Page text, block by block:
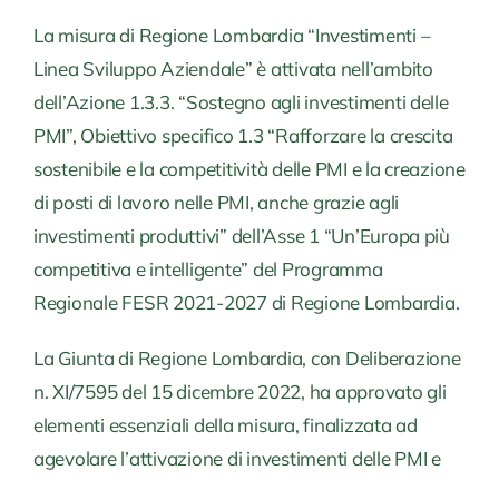
La misura di Regione Lombardia “Investimenti –
Linea Sviluppo Aziendale” è attivata nell’ambito
dell’Azione 1.3.3. “Sostegno agli investimenti delle
PMI”, Obiettivo specifico 1.3 “Rafforzare la crescita
sostenibile e la competitività delle PMI e la creazione
di posti di lavoro nelle PMI, anche grazie agli
investimenti produttivi” dell’Asse 1 “Un’Europa più
competitiva e intelligente” del Programma
Regionale FESR 2021-2027 di Regione Lombardia.
La Giunta di Regione Lombardia, con Deliberazione
n. XI/7595 del 15 dicembre 2022, ha approvato gli
elementi essenziali della misura, finalizzata ad
agevolare l’attivazione di investimenti delle PMI e